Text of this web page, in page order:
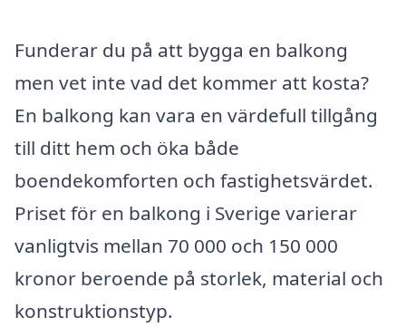
Funderar du på att bygga en balkong
men vet inte vad det kommer att kosta?
En balkong kan vara en värdefull tillgång
till ditt hem och öka både
boendekomforten och fastighetsvärdet.
Priset för en balkong i Sverige varierar
vanligtvis mellan 70 000 och 150 000
kronor beroende på storlek, material och
konstruktionstyp.